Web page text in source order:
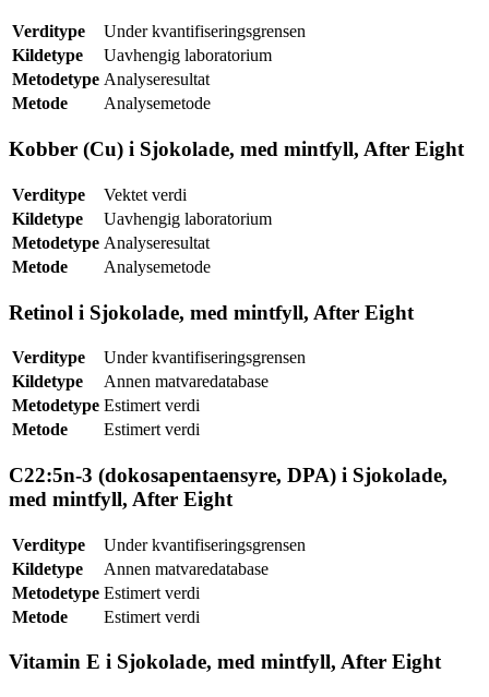
Verditype
Under kvantifiseringsgrensen
Kildetype
Uavhengig laboratorium
Metodetype Analyseresultat
Metode
Analysemetode
Kobber (Cu) i Sjokolade, med mintfyll, After Eight
Verditype
Vektet verdi
Kildetype
Uavhengig laboratorium
Metodetype Analyseresultat
Metode
Analysemetode
Retinol i Sjokolade, med mintfyll, After Eight
Verditype
Under kvantifiseringsgrensen
Kildetype
Annen matvaredatabase
Metodetype Estimert verdi
Metode
Estimert verdi
C22:5n-3 (dokosapentaensyre, DPA) i Sjokolade,
med mintfyll, After Eight
Verditype
Under kvantifiseringsgrensen
Kildetype
Annen matvaredatabase
Metodetype Estimert verdi
Metode
Estimert verdi
Vitamin E i Sjokolade, med mintfyll, After Eight